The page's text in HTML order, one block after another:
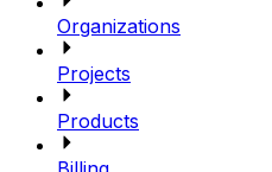
Organizations
Projects
Products